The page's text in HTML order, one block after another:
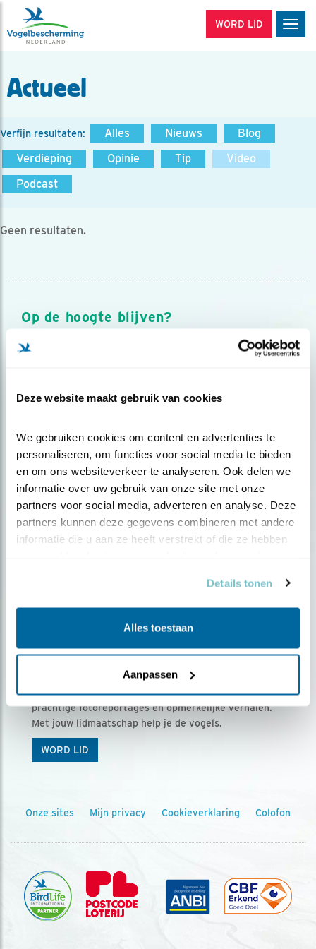
Deze website maakt gebruik van cookies
We gebruiken cookies om content en advertenties te
personaliseren, om functies voor social media te bieden
en om ons websiteverkeer te analyseren. Ook delen we
informatie over uw gebruik van onze site met onze
partners voor social media, adverteren en analyse. Deze
partners kunnen deze gegevens combineren met andere
informatie die u aan ze heeft verstrekt of die ze hebben
Details tonen
Alles toestaan
Aanpassen
WORD LID
Actueel
Verfijn resultaten: Alles Nieuws
Blog
Verdieping
Opinie Tip
Video
Podcast
Geen resultaten.
Op de hoogte blijven?
Meld je aan en ontvang nieuws, inspiratie, acties en tips
over vogels en activiteiten van Vogelbescherming.
Ontvang 5 x Vogels voor € 36,00 per jaar
Vogels is het tijdschrift voor onze leden, met
prachtige fotoreportages en opmerkelijke verhalen.
Met jouw lidmaatschap help je de vogels.
WORD LID
Onze sites Mijn privacy Cookieverklaring Colofon